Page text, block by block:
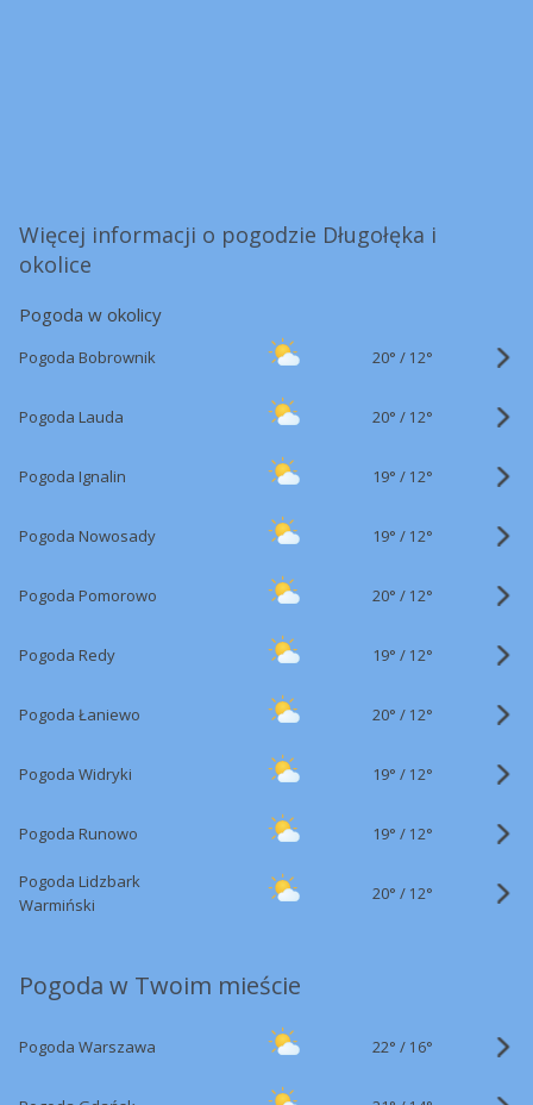
Więcej informacji o pogodzie Długołęka i
okolice
Pogoda w okolicy
Pogoda Bobrownik 20° / 12°
Pogoda Lauda 20° / 12°
Pogoda Ignalin 19° / 12°
Pogoda Nowosady 19° / 12°
Pogoda Pomorowo 20° / 12°
Pogoda Redy 19° / 12°
Pogoda Łaniewo 20° / 12°
Pogoda Widryki 19° / 12°
Pogoda Runowo 19° / 12°
Pogoda Lidzbark
Warmiński
20° / 12°
Pogoda w Twoim mieście
Pogoda Warszawa 22° / 16°